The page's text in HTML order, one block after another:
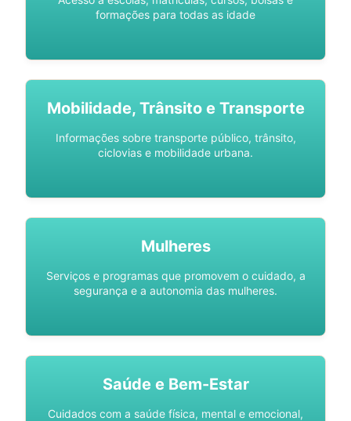
formações para todas as idade
Mobilidade, Trânsito e Transporte
Informações sobre transporte público, trânsito,
ciclovias e mobilidade urbana.
Mulheres
Serviços e programas que promovem o cuidado, a
segurança e a autonomia das mulheres.
Saúde e Bem-Estar
Cuidados com a saúde física, mental e emocional,